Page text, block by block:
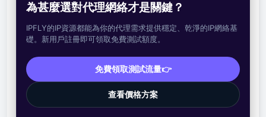
為甚麼選對代理網絡才是關鍵？
IPFLY的IP資源都能為你的代理需求提供穩定、乾淨的IP網絡基
礎。新用戶註冊即可領取免費測試額度。
免費領取測試流量👉
查看價格方案